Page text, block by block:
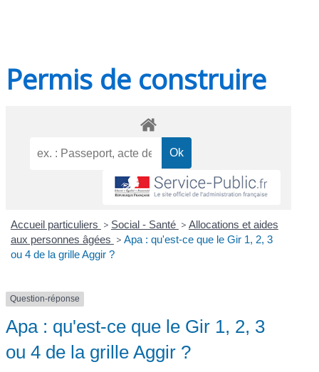
Permis de construire
Accueil particuliers > Social - Santé > Allocations et aides
aux personnes âgées > Apa : qu'est-ce que le Gir 1, 2, 3
ou 4 de la grille Aggir ?
Question-réponse
Apa : qu'est-ce que le Gir 1, 2, 3
ou 4 de la grille Aggir ?